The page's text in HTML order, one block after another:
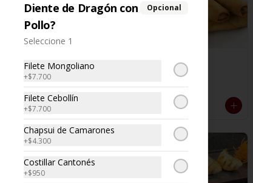
Wantan Frito
$4.450
Arrollado
Vegetariano
Diente de Dragón con
Pollo?
Opcional
Seleccione 1
Filete Mongoliano
+$7.700
Filete Cebollín
+$7.700
Chapsui de Camarones
+$4.300
Costillar Cantonés
+$950